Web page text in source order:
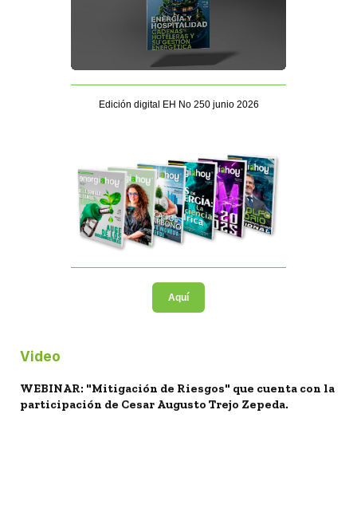
Edición digital EH No 250 junio 2026
Aquí
Video
WEBINAR: "Mitigación de Riesgos" que cuenta con la
participación de Cesar Augusto Trejo Zepeda.